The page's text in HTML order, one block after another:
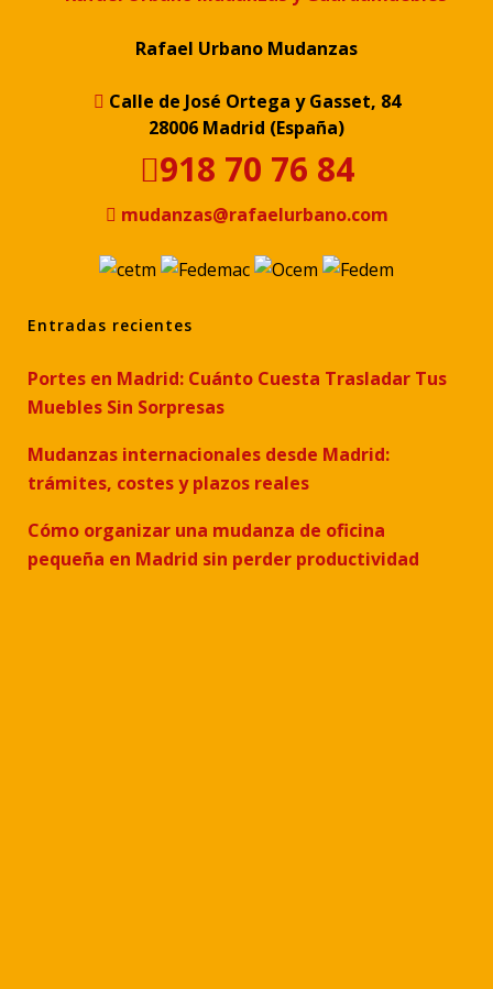
Rafael Urbano Mudanzas
Calle de José Ortega y Gasset, 84
28006 Madrid (España)
918 70 76 84
mudanzas@rafaelurbano.com
Entradas recientes
Portes en Madrid: Cuánto Cuesta Trasladar Tus
Muebles Sin Sorpresas
Mudanzas internacionales desde Madrid:
trámites, costes y plazos reales
Cómo organizar una mudanza de oficina
pequeña en Madrid sin perder productividad